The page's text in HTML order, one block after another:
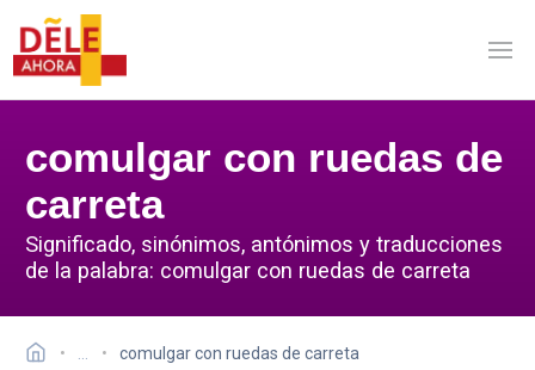
comulgar con ruedas de
carreta
Significado, sinónimos, antónimos y traducciones
de la palabra: comulgar con ruedas de carreta
comulgar con ruedas de carreta